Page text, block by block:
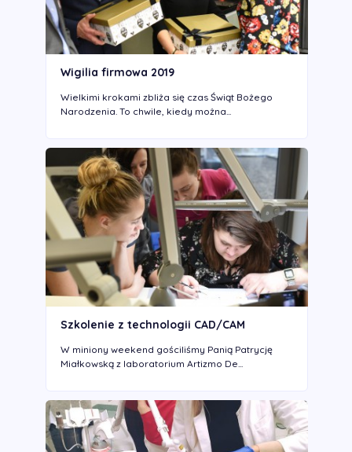
Wigilia firmowa 2019
Wielkimi krokami zbliża się czas Świąt Bożego
Narodzenia. To chwile, kiedy można...
Szkolenie z technologii CAD/CAM
W miniony weekend gościliśmy Panią Patrycję
Miałkowską z laboratorium Artizmo De...